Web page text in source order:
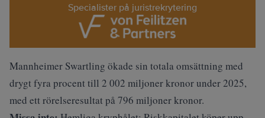
Specialister på juristrekrytering
Mannheimer Swartling ökade sin totala omsättning med
drygt fyra procent till 2 002 miljoner kronor under 2025,
med ett rörelseresultat på 796 miljoner kronor.